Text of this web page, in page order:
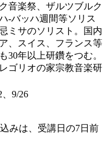
音楽祭、ザルツブルク
-バッハ週間等ソリス
ミサのソリスト。国内
、スイス、フランス等
30年以上研鑽をつむ。
ゴリオの家宗教音楽研
、9/26
みは、受講日の7日前